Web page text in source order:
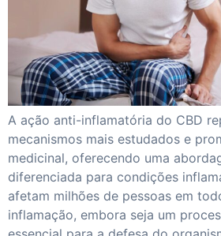
A ação anti-inflamatória do CBD
mecanismos mais estudados e
medicinal, oferecendo uma
diferenciada para condições
afetam milhões de pessoas em
inflamação, embora seja um